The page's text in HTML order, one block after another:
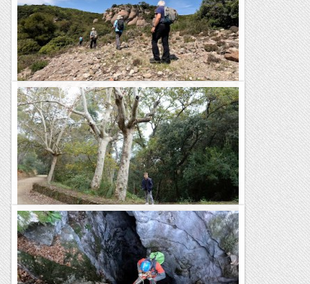
Excursió per la Roca Mur de Sant Llorenç
Hem fet una excursió per la zona de Sant Llorenç de Munt.
Avui hem sortit del Marquet de les Roques per fer un
itinerari circular que té el principal centre...
Blog de muntanya
Escursió a Sant Ramon (Montbaig)
El Montbaig o cim de Sant Ramon, és una petita muntanya
de només 292 metres d'altitud, situada al costat de Sant Boi
de Llobregat. Tot i que és una muntanya...